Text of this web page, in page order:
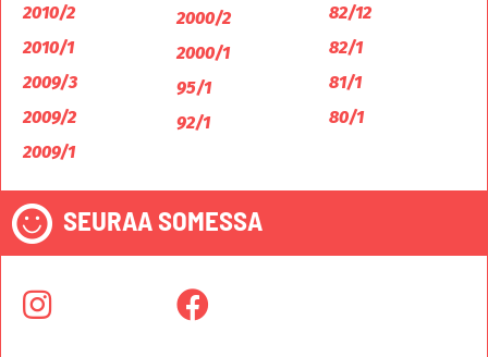
2010/2
2010/1
2009/3
2009/2
2009/1
2000/2
2000/1
95/1
92/1
82/12
82/1
81/1
80/1
SEURAA SOMESSA